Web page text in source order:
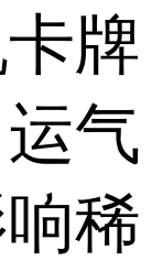
牌
气
稀